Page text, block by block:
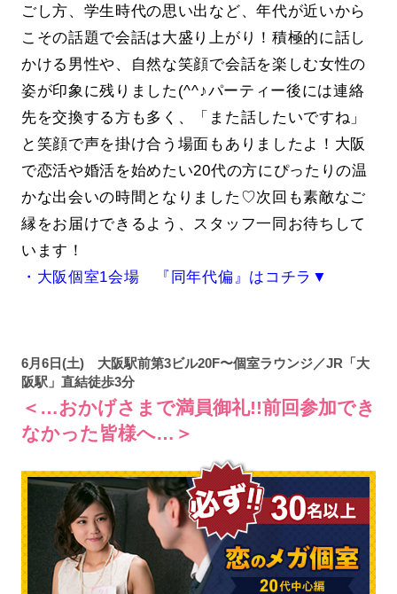
ごし方、学生時代の思い出など、年代が近いから
こその話題で会話は大盛り上がり！積極的に話し
かける男性や、自然な笑顔で会話を楽しむ女性の
姿が印象に残りました(^^♪パーティー後には連絡
先を交換する方も多く、「また話したいですね」
と笑顔で声を掛け合う場面もありましたよ！大阪
で恋活や婚活を始めたい20代の方にぴったりの温
かな出会いの時間となりました♡次回も素敵なご
縁をお届けできるよう、スタッフ一同お待ちして
います！
・大阪個室1会場 『同年代偏』はコチラ▼
6月6日(土) 大阪駅前第3ビル20F〜個室ラウンジ／JR「大
阪駅」直結徒歩3分
＜…おかげさまで満員御礼!!前回参加でき
なかった皆様へ…＞